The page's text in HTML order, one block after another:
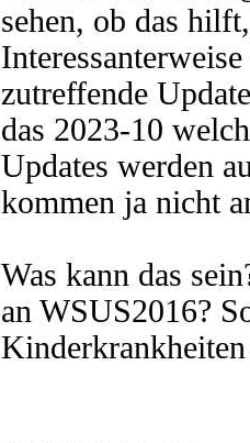
sehen, ob das
zutreffende
das 2023-10
Updates werden
kommen ja nicht
Was kann das
an WSUS2016?